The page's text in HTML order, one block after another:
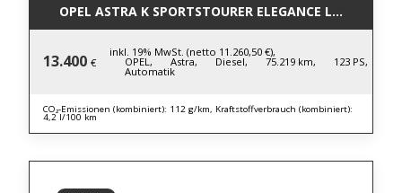
OPEL ASTRA K SPORTSTOURER ELEGANCE
13.400 €
inkl. 19% MwSt. (netto 11.260,50 €),
OPEL, Astra, Diesel, 75.219 km, 123 PS,
Automatik
CO₂-Emissionen (kombiniert): 112 g/km, Kraftstoffverbrauch (kombiniert):
4,2 l/100 km